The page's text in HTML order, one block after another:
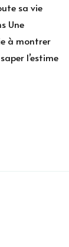
sa vie
Une
à montrer
l’estime